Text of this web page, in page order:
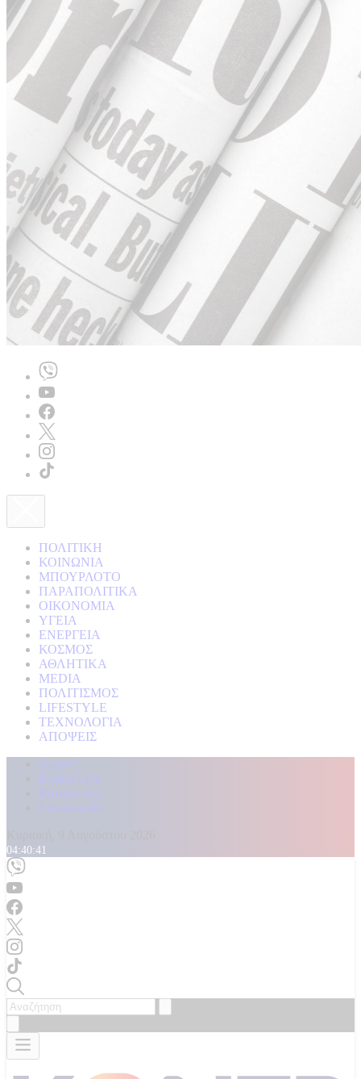
ΠΟΛΙΤΙΚΗ
ΚΟΙΝΩΝΙΑ
ΜΠΟΥΡΛΟΤΟ
ΠΑΡΑΠΟΛΙΤΙΚΑ
ΟΙΚΟΝΟΜΙΑ
ΥΓΕΙΑ
ΕΝΕΡΓΕΙΑ
ΚΟΣΜΟΣ
ΑΘΛΗΤΙΚΑ
MEDIA
ΠΟΛΙΤΙΣΜΟΣ
LIFESTYLE
ΤΕΧΝΟΛΟΓΙΑ
ΑΠΟΨΕΙΣ
Αρχική
Kontra Live
Καταγγελίες
Επικοινωνία
04:40:42